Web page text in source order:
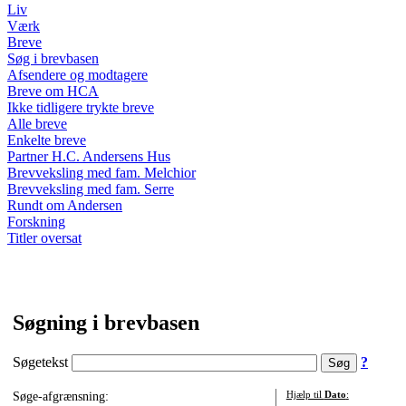
Liv
Værk
Breve
Søg i brevbasen
Afsendere og modtagere
Breve om HCA
Ikke tidligere trykte breve
Alle breve
Enkelte breve
Partner H.C. Andersens Hus
Brevveksling med fam. Melchior
Brevveksling med fam. Serre
Rundt om Andersen
Forskning
Titler oversat
Søgning i brevbasen
Søgetekst ?
Søge-afgrænsning:
Hjælp til Dato: